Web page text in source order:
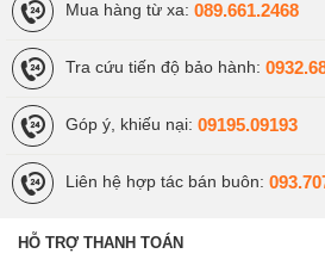
Mua hàng từ xa: 089.661.2468
Tra cứu tiến độ bảo hành:
Góp ý, khiếu nại: 09195.09193
Liên hệ hợp tác bán buôn:
HỖ TRỢ THANH TOÁN